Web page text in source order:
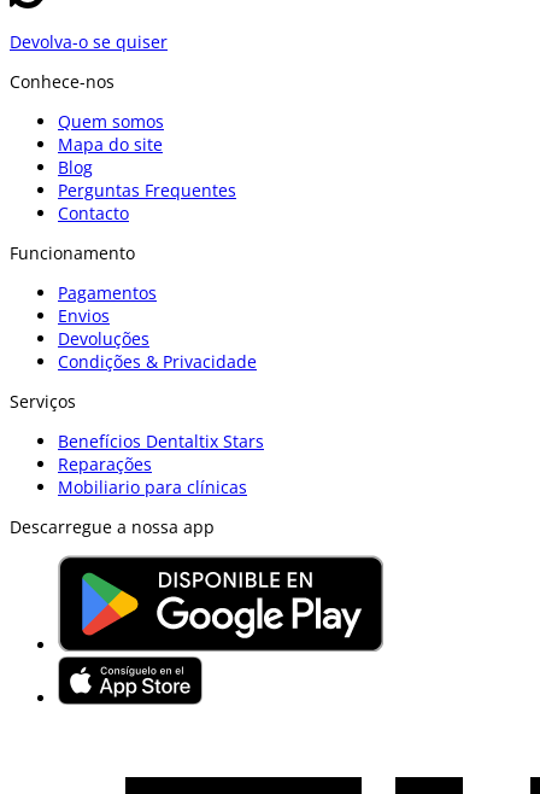
Devolva-o se quiser
Conhece-nos
Quem somos
Mapa do site
Blog
Perguntas Frequentes
Contacto
Funcionamento
Pagamentos
Envios
Devoluções
Condições & Privacidade
Serviços
Benefícios Dentaltix Stars
Reparações
Mobiliario para clínicas
Descarregue a nossa app